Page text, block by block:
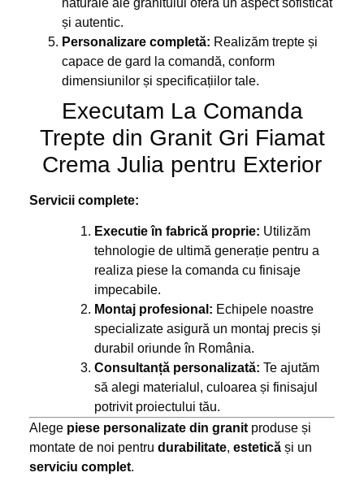
și autentic.
Personalizare completă: Realizăm trepte și
capace de gard la comandă, conform
dimensiunilor și specificațiilor tale.
Executam La Comanda
Trepte din Granit Gri Fiamat
Crema Julia pentru Exterior
Servicii complete:
Executie în fabrică proprie: Utilizăm
tehnologie de ultimă generație pentru a
realiza piese la comanda cu finisaje
impecabile.
Montaj profesional: Echipele noastre
specializate asigură un montaj precis și
durabil oriunde în România.
Consultanță personalizată: Te ajutăm
să alegi materialul, culoarea și finisajul
potrivit proiectului tău.
Alege piese personalizate din granitproduse și
montate de noi pentru durabilitate, esteticăși un
serviciu complet.